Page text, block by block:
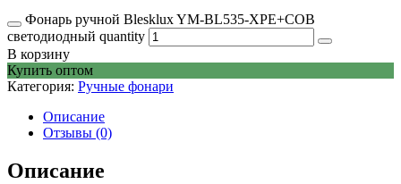
Фонарь ручной Blesklux YM-BL535-XPE+COB
светодиодный quantity
В корзину
Купить оптом
Категория: Ручные фонари
Описание
Отзывы (0)
Описание